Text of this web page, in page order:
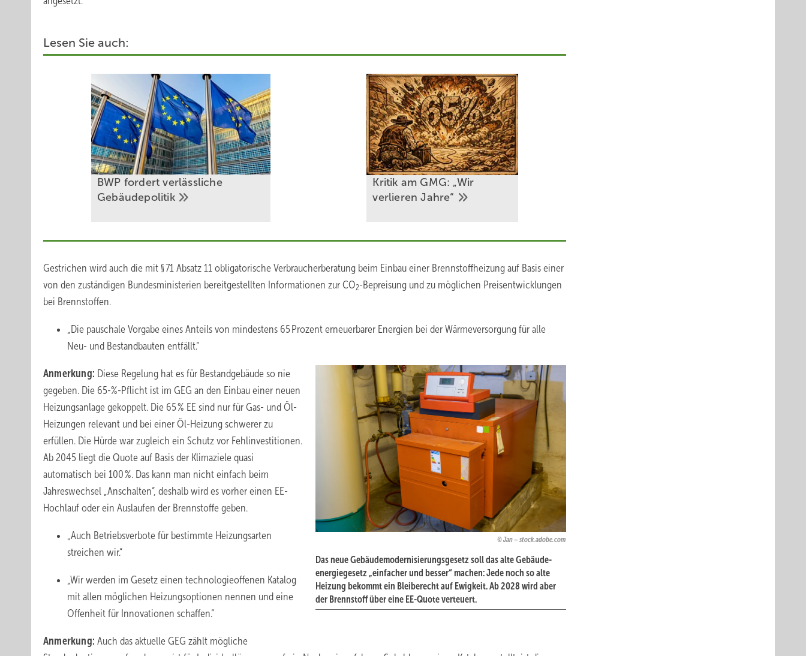
Lesen Sie auch:
BWP fordert verlässliche
Gebäudepolitik
Kritik am GMG: „Wir
verlierenJahre“
Gestrichen wird auch die mit § 71 Absatz 11 obligatorische Verbraucherberatung beim Einbau einer Brennstoffheizung auf Basis einer
von den zuständigen Bundesministerien bereitgestellten Informationen zur CO2-Bepreisung und zu möglichen Preisentwicklungen
bei Brennstoffen.
„Die pauschale Vorgabe eines Anteils von mindestens 65 Prozent erneuerbarer Energien bei der Wärmeversorgung für alle
Neu- und Bestandbauten entfällt.“
Jan – stock.adobe.com
Das neue Gebäude­modernisierungs­gesetz soll das alte Gebäude­
energiegesetz „einfacher und besser“ machen: Jede noch so alte
Heizung bekommt ein Bleibe­recht auf Ewigkeit. Ab 2028 wird aber
der Brennstoff über eine EE-Quote verteuert.
Anmerkung: Diese Regelung hat es für Bestandgebäude so nie
gegeben. Die 65-%-Pflicht ist im GEG an den Einbau einer neuen
Heizungsanlage gekoppelt. Die 65 % EE sind nur für Gas- und Öl-
Heizungen relevant und bei einer Öl-Heizung schwerer zu
erfüllen. Die Hürde war zugleich ein Schutz vor Fehlinvestitionen.
Ab 2045 liegt die Quote auf Basis der Klimaziele quasi
automatisch bei 100 %. Das kann man nicht einfach beim
Jahreswechsel „Anschalten“, deshalb wird es vorher einen EE-
Hochlauf oder ein Auslaufen der Brennstoffe geben.
„Auch Betriebsverbote für bestimmte Heizungsarten
streichen wir.“
„Wir werden im Gesetz einen technologieoffenen Katalog
mit allen möglichen Heizungsoptionen nennen und eine
Offenheit für Innovationen schaffen.“
Anmerkung: Auch das aktuelle GEG zählt mögliche